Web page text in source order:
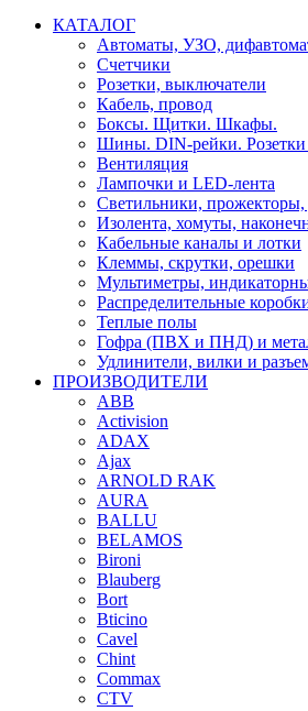
КАТАЛОГ
Автоматы, УЗО,
Счетчики
Розетки, выключатели
Кабель, провод
Боксы. Щитки. Шкафы.
Шины. DIN-рейки.
Вентиляция
Лампочки и LED-лента
Светильники,
Изолента, хомуты,
Кабельные каналы и лотки
Клеммы, скрутки, орешки
Мультиметры,
Распределительные
Теплые полы
Гофра (ПВХ и ПНД) и
Удлинители, вилки и
ПРОИЗВОДИТЕЛИ
ABB
Activision
ADAX
Ajax
ARNOLD RAK
AURA
BALLU
BELAMOS
Bironi
Blauberg
Bort
Bticino
Cavel
Chint
Commax
CTV